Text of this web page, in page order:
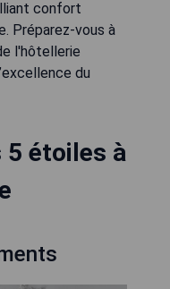
confort
Préparez-vous à
l'hôtellerie
du
étoiles à